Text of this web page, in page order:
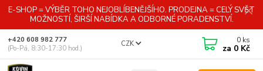
E-SHOP = VÝBĚR TOHO NEJOBLÍBENĚJŠÍHO. PRODEJNA = CELÝ SVĚT
MOŽNOSTÍ, ŠIRŠÍ NABÍDKA A ODBORNÉ PORADENSTVÍ.
CZK
+420 608 982 777
(Po-Pá, 8:30-17:30 hod.)
0 ks
za 0 Kč